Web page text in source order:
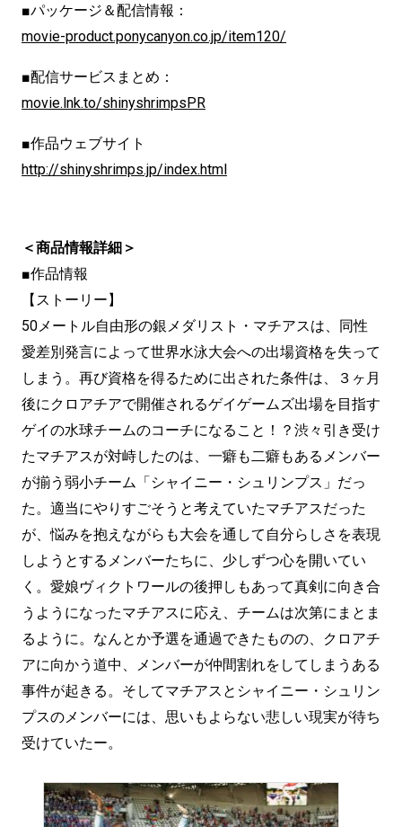
■パッケージ＆配信情報：
movie-product.ponycanyon.co.jp/item120/
■配信サービスまとめ：
movie.lnk.to/shinyshrimpsPR
■作品ウェブサイト
http://shinyshrimps.jp/index.html
＜商品情報詳細＞
■作品情報
【ストーリー】
50メートル自由形の銀メダリスト・マチアスは、同性
愛差別発言によって世界水泳大会への出場資格を失って
しまう。再び資格を得るために出された条件は、３ヶ月
後にクロアチアで開催されるゲイゲームズ出場を目指す
ゲイの水球チームのコーチになること！？渋々引き受け
たマチアスが対峙したのは、一癖も二癖もあるメンバー
が揃う弱小チーム「シャイニー・シュリンプス」だっ
た。適当にやりすごそうと考えていたマチアスだった
が、悩みを抱えながらも大会を通して自分らしさを表現
しようとするメンバーたちに、少しずつ心を開いてい
く。愛娘ヴィクトワールの後押しもあって真剣に向き合
うようになったマチアスに応え、チームは次第にまとま
るように。なんとか予選を通過できたものの、クロアチ
アに向かう道中、メンバーが仲間割れをしてしまうある
事件が起きる。そしてマチアスとシャイニー・シュリン
プスのメンバーには、思いもよらない悲しい現実が待ち
受けていたー。